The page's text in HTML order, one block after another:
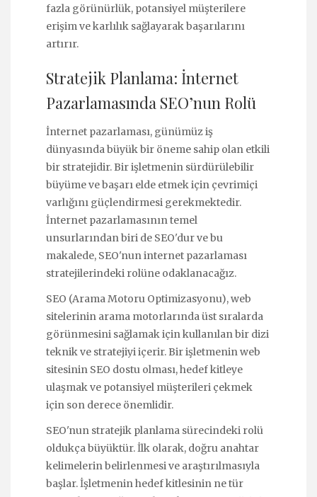
fazla görünürlük, potansiyel müşterilere
erişim ve karlılık sağlayarak başarılarını
artırır.
Stratejik Planlama: İnternet
Pazarlamasında SEO’nun Rolü
İnternet pazarlaması, günümüz iş
dünyasında büyük bir öneme sahip olan etkili
bir stratejidir. Bir işletmenin sürdürülebilir
büyüme ve başarı elde etmek için çevrimiçi
varlığını güçlendirmesi gerekmektedir.
İnternet pazarlamasının temel
unsurlarından biri de SEO'dur ve bu
makalede, SEO'nun internet pazarlaması
stratejilerindeki rolüne odaklanacağız.
SEO (Arama Motoru Optimizasyonu), web
sitelerinin arama motorlarında üst sıralarda
görünmesini sağlamak için kullanılan bir dizi
teknik ve stratejiyi içerir. Bir işletmenin web
sitesinin SEO dostu olması, hedef kitleye
ulaşmak ve potansiyel müşterileri çekmek
için son derece önemlidir.
SEO'nun stratejik planlama sürecindeki rolü
oldukça büyüktür. İlk olarak, doğru anahtar
kelimelerin belirlenmesi ve araştırılmasıyla
başlar. İşletmenin hedef kitlesinin ne tür